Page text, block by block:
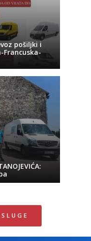
pošiljki i
Francuska-